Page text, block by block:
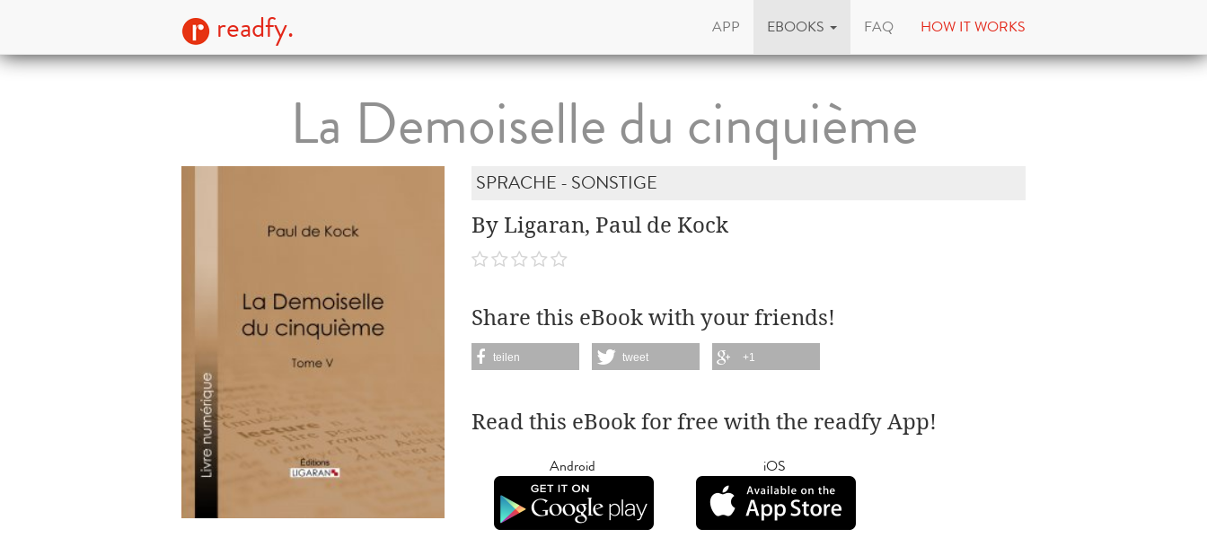
readfy. APP EBOOKS FAQ HOW IT WORKS
La Demoiselle du cinquième
SPRACHE - SONSTIGE
By Ligaran, Paul de Kock
Share this eBook with your friends!
teilen tweet +1
Read this eBook for free with the readfy App!
Android iOS